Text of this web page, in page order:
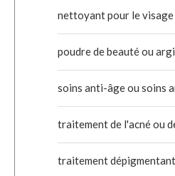
nettoyant pour le
poudre de beauté ou
soins anti-âge ou soins
traitement de l'acné ou
traitement